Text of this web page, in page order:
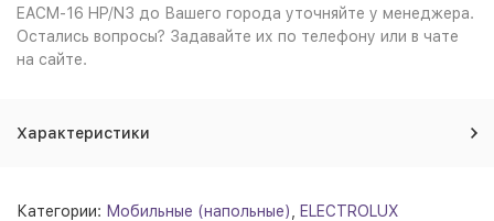
EACM-16 HP/N3 до Вашего города уточняйте у менеджера.
Остались вопросы? Задавайте их по телефону или в чате
на сайте.
Характеристики
Категории: Мобильные (напольные) ELECTROLUX